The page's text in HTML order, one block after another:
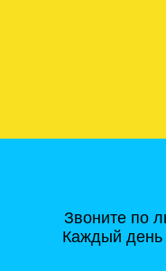
Звоните по
Каждый день